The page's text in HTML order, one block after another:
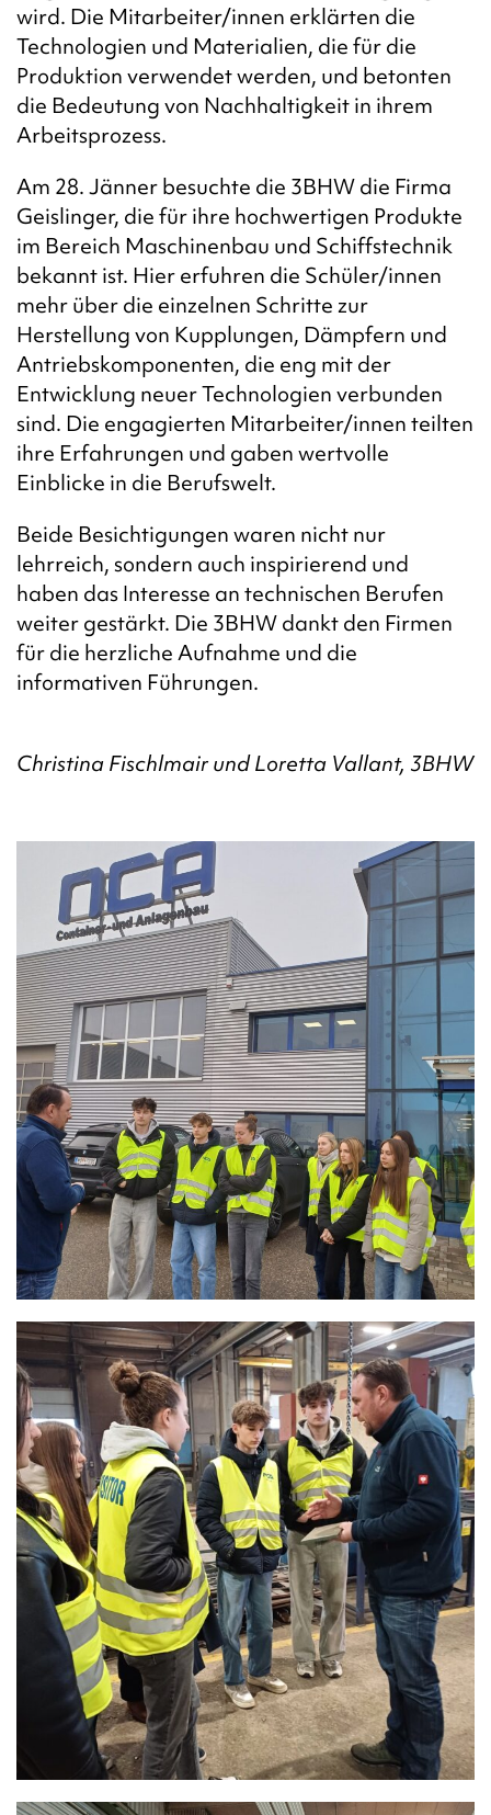
wird. Die Mitarbeiter/innen erklärten die
Technologien und Materialien, die für die
Produktion verwendet werden, und betonten
die Bedeutung von Nachhaltigkeit in ihrem
Arbeitsprozess.
Am 28. Jänner besuchte die 3BHW die Firma
Geislinger, die für ihre hochwertigen Produkte
im Bereich Maschinenbau und Schiffstechnik
bekannt ist. Hier erfuhren die Schüler/innen
mehr über die einzelnen Schritte zur
Herstellung von Kupplungen, Dämpfern und
Antriebskomponenten, die eng mit der
Entwicklung neuer Technologien verbunden
sind. Die engagierten Mitarbeiter/innen teilten
ihre Erfahrungen und gaben wertvolle
Einblicke in die Berufswelt.
Beide Besichtigungen waren nicht nur
lehrreich, sondern auch inspirierend und
haben das Interesse an technischen Berufen
weiter gestärkt. Die 3BHW dankt den Firmen
für die herzliche Aufnahme und die
informativen Führungen.
Christina Fischlmair und Loretta Vallant, 3BHW